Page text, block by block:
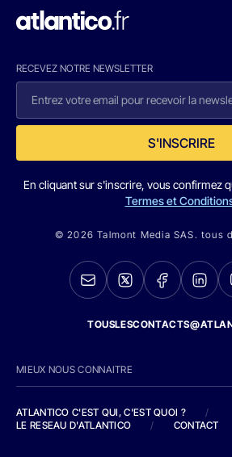
RECEVEZ NOTRE NEWSLETTER
S'INSCRIRE
En cliquant sur s'inscrire, vous confirmez
Termes et
© 2026 Talmont Media SAS. tous
MIEUX NOUS CONNAITRE
ATLANTICO C'EST QUI, C'EST QUOI ?
/
LE RESEAU D'ATLANTICO
/ CONTACT